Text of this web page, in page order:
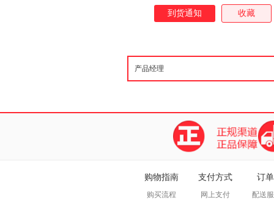
品开发模式，还颠覆了企业的
式……本书讲述雷军的个人经
到货通知 收藏
购物指南
购买流程
支付方式
网上支付
订
配送